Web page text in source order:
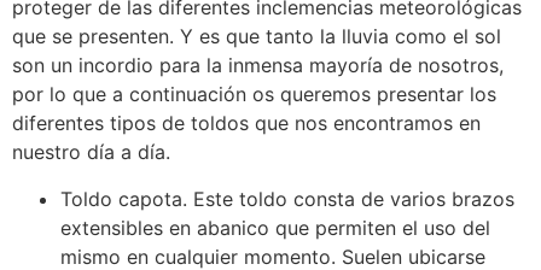
proteger de las diferentes inclemencias meteorológicas
que se presenten. Y es que tanto la lluvia como el sol
son un incordio para la inmensa mayoría de nosotros,
por lo que a continuación os queremos presentar los
diferentes tipos de toldos que nos encontramos en
nuestro día a día.
Toldo capota. Este toldo consta de varios brazos
extensibles en abanico que permiten el uso del
mismo en cualquier momento. Suelen ubicarse